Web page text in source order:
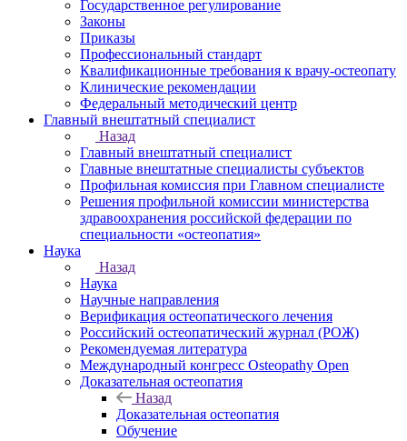
Государственное регулирование
Законы
Приказы
Профессиональный стандарт
Квалификационные требования к врачу-остеопату
Клинические рекомендации
Федеральный методический центр
Главный внештатный специалист
Назад
Главный внештатный специалист
Главные внештатные специалисты субъектов
Профильная комиссия при Главном специалисте
Решения профильной комиссии министерства
здравоохранения российской федерации по
специальности «остеопатия»
Наука
Назад
Наука
Научные направления
Верификация остеопатического лечения
Российский остеопатический журнал (РОЖ)
Рекомендуемая литература
Международный конгресс Osteopathy Open
Доказательная остеопатия
Назад
Доказательная остеопатия
Обучение